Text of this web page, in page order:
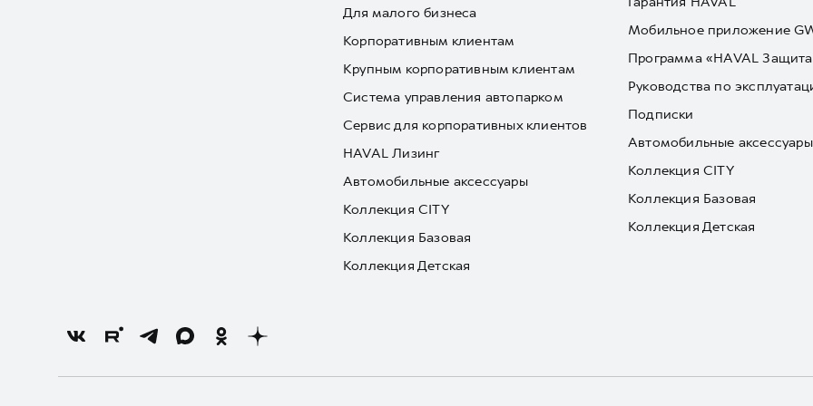
Для малого бизнеса
Корпоративным клиентам
Крупным корпоративным клиентам
Система управления автопарком
Сервис для корпоративных клиентов
HAVAL Лизинг
Автомобильные аксессуары
Коллекция CITY
Коллекция Базовая
Коллекция Детская
Мобильное приложение
Программа «HAVAL
Руководства по
Подписки
Автомобильные аксессуары
Коллекция CITY
Коллекция Базовая
Коллекция Детская